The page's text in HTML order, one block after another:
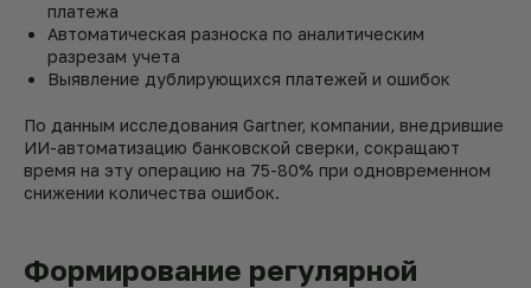
платежа
Автоматическая разноска по аналитическим
разрезам учета
Выявление дублирующихся платежей и ошибок
По данным исследования Gartner, компании, внедрившие
ИИ-автоматизацию банковской сверки, сокращают
время на эту операцию на 75-80% при одновременном
снижении количества ошибок.
Формирование регулярной